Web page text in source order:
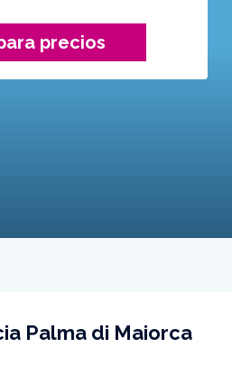
precios
Palma di Maiorca